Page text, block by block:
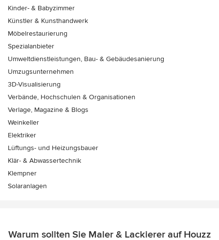
Kinder- & Babyzimmer
Künstler & Kunsthandwerk
Möbelrestaurierung
Spezialanbieter
Umweltdienstleistungen, Bau- & Gebäudesanierung
Umzugsunternehmen
3D-Visualisierung
Verbände, Hochschulen & Organisationen
Verlage, Magazine & Blogs
Weinkeller
Elektriker
Lüftungs- und Heizungsbauer
Klär- & Abwassertechnik
Klempner
Solaranlagen
Warum sollten Sie Maler & Lackierer auf Houzz